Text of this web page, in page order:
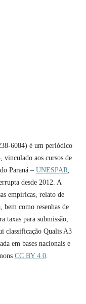
6084) é um periódico
vinculado aos cursos de
Paraná – UNESPAR
desde 2012. A
empíricas, relato de
bem como resenhas de
taxas para submissão,
classificação Qualis A3
em bases nacionais e
CC BY 4.0.